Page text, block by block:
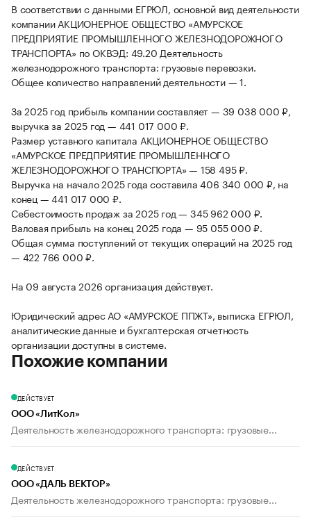
В соответствии с данными ЕГРЮЛ, основной вид деятельности
компании АКЦИОНЕРНОЕ ОБЩЕСТВО «АМУРСКОЕ
ПРЕДПРИЯТИЕ ПРОМЫШЛЕННОГО ЖЕЛЕЗНОДОРОЖНОГО
ТРАНСПОРТА» по ОКВЭД: 49.20 Деятельность
железнодорожного транспорта: грузовые перевозки.
Общее количество направлений деятельности — 1.
За 2025 год прибыль компании составляет — 39 038 000 ₽,
выручка за 2025 год — 441 017 000 ₽.
Размер уставного капитала АКЦИОНЕРНОЕ ОБЩЕСТВО
«АМУРСКОЕ ПРЕДПРИЯТИЕ ПРОМЫШЛЕННОГО
ЖЕЛЕЗНОДОРОЖНОГО ТРАНСПОРТА» — 158 495 ₽.
Выручка на начало 2025 года составила 406 340 000 ₽, на
конец — 441 017 000 ₽.
Себестоимость продаж за 2025 год — 345 962 000 ₽.
Валовая прибыль на конец 2025 года — 95 055 000 ₽.
Общая сумма поступлений от текущих операций на 2025 год
— 422 766 000 ₽.
На 09 августа 2026 организация действует.
Юридический адрес АО «АМУРСКОЕ ППЖТ», выписка ЕГРЮЛ,
аналитические данные и бухгалтерская отчетность
организации доступны в системе.
Похожие компании
ДЕЙСТВУЕТ
ООО «ЛитКол»
Деятельность железнодорожного транспорта: грузовые...
ДЕЙСТВУЕТ
ООО «ДАЛЬ ВЕКТОР»
Деятельность железнодорожного транспорта: грузовые...